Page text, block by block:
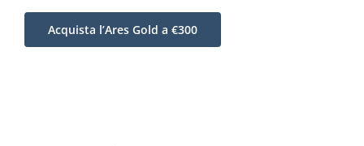
Acquista l’Ares Gold a €300